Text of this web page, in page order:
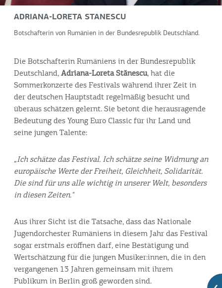
ADRIANA-LORETA STANESCU
Botschafterin von Rumänien in der Bundesrepublik Deutschland.
Die Botschafterin Rumäniens in der Bundesrepublik
Deutschland, Adriana-Loreta Stănescu, hat die
Sommerkonzerte des Festivals während ihrer Zeit in
der deutschen Hauptstadt regelmäßig besucht und
überaus schätzen gelernt. Sie betont die herausragende
Bedeutung des Young Euro Classic für ihr Land und
seine jungen Talente:
„Ich schätze das Festival. Ich schätze seine Widmung an
europäische Werte der Freiheit, Gleichheit, Solidarität.
Die sind für uns alle wichtig in unserer Welt, besonders
in diesen Zeiten."
Aus ihrer Sicht ist die Tatsache, dass das Nationale
Jugendorchester Rumäniens in diesem Jahr das Festival
sogar erstmals eröffnen darf, eine Bestätigung und
Wertschätzung für die jungen Musiker:innen, die in den
vergangenen 13 Jahren gemeinsam mit ihrem
Publikum in Berlin groß geworden sind.